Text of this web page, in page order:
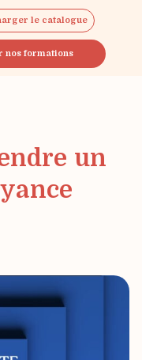
le catalogue
nos formations
un